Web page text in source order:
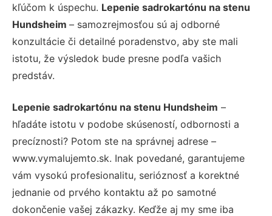
kľúčom k úspechu. Lepenie sadrokartónu na stenu
Hundsheim – samozrejmosťou sú aj odborné
konzultácie či detailné poradenstvo, aby ste mali
istotu, že výsledok bude presne podľa vašich
predstáv.
Lepenie sadrokartónu na stenu Hundsheim –
hľadáte istotu v podobe skúseností, odbornosti a
precíznosti? Potom ste na správnej adrese –
www.vymalujemto.sk. Inak povedané, garantujeme
vám vysokú profesionalitu, serióznosť a korektné
jednanie od prvého kontaktu až po samotné
dokončenie vašej zákazky. Keďže aj my sme iba